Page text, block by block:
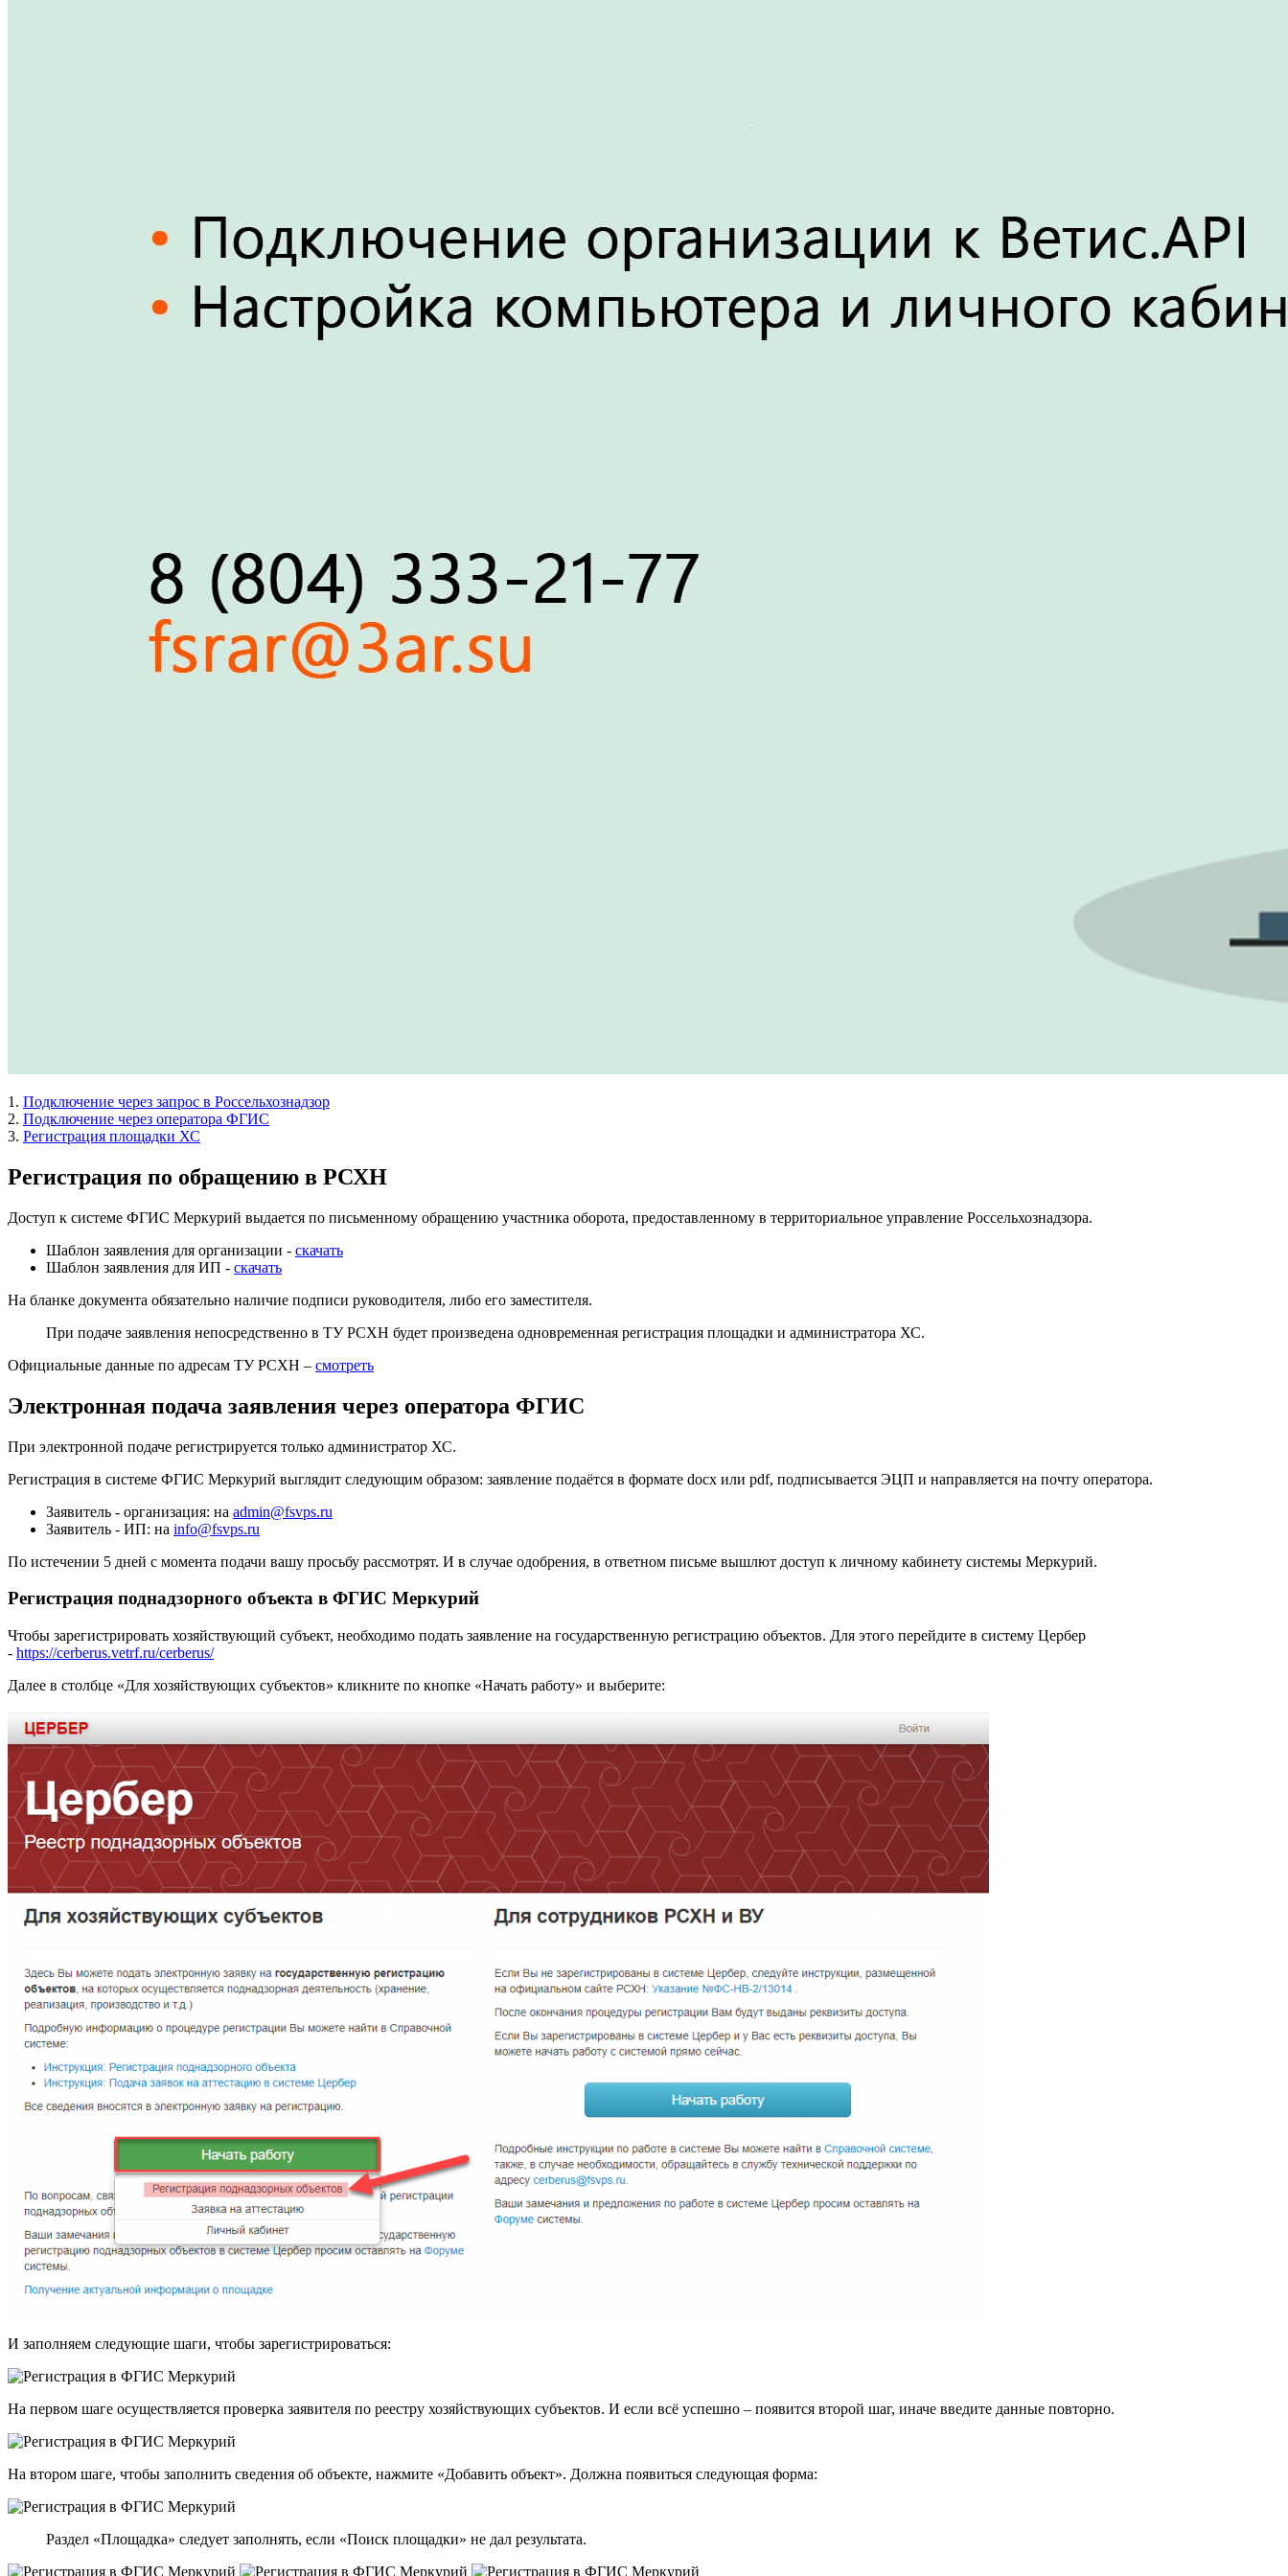
1. Подключение через запрос в Россельхознадзор
2. Подключение через оператора ФГИС
3. Регистрация площадки ХС
Регистрация по обращению в РСХН
Доступ к системе ФГИС Меркурий выдается по письменному обращению участника оборота, предоставленному в территориальное управление Россельхознадзора.
Шаблон заявления для организации - скачать
Шаблон заявления для ИП - скачать
На бланке документа обязательно наличие подписи руководителя, либо его заместителя.
При подаче заявления непосредственно в ТУ РСХН будет произведена одновременная регистрация площадки и администратора ХС.
Официальные данные по адресам ТУ РСХН – смотреть
Электронная подача заявления через оператора ФГИС
При электронной подаче регистрируется только администратор ХС.
Регистрация в системе ФГИС Меркурий выглядит следующим образом: заявление подаётся в формате docx или pdf, подписывается ЭЦП и направляется на почту оператора.
Заявитель - организация: на admin@fsvps.ru
Заявитель - ИП: на info@fsvps.ru
По истечении 5 дней с момента подачи вашу просьбу рассмотрят. И в случае одобрения, в ответном письме вышлют доступ к личному кабинету системы Меркурий.
Регистрация поднадзорного объекта в ФГИС Меркурий
Чтобы зарегистрировать хозяйствующий субъект, необходимо подать заявление на государственную регистрацию объектов. Для этого перейдите в систему Цербер
- https://cerberus.vetrf.ru/cerberus/
Далее в столбце «Для хозяйствующих субъектов» кликните по кнопке «Начать работу» и выберите:
И заполняем следующие шаги, чтобы зарегистрироваться:
На первом шаге осуществляется проверка заявителя по реестру хозяйствующих субъектов. И если всё успешно – появится второй шаг, иначе введите данные повторно.
На втором шаге, чтобы заполнить сведения об объекте, нажмите «Добавить объект». Должна появиться следующая форма:
Раздел «Площадка» следует заполнять, если «Поиск площадки» не дал результата.